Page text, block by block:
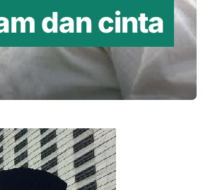
dan cinta